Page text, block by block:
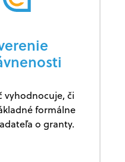
vyhodnocuje, či
formálne
o granty.